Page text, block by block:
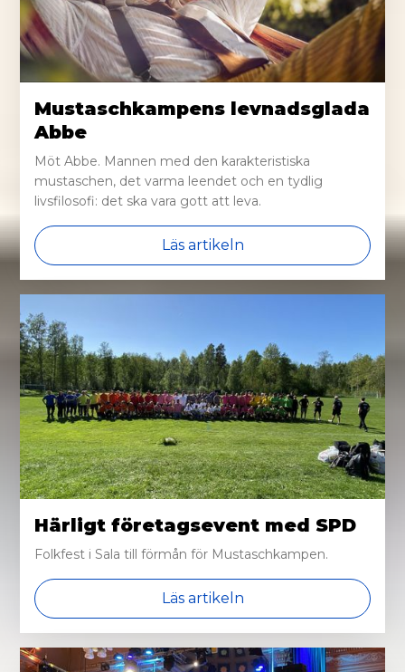
Mustaschkampens levnadsglada
Abbe
Möt Abbe. Mannen med den karakteristiska
mustaschen, det varma leendet och en tydlig
livsfilosofi: det ska vara gott att leva.
Läs artikeln
Härligt företagsevent med SPD
Folkfest i Sala till förmån för Mustaschkampen.
Läs artikeln